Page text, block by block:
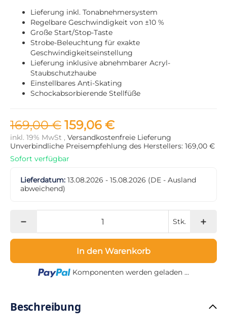
Lieferung inkl. Tonabnehmersystem
Regelbare Geschwindigkeit von ±10 %
Große Start/Stop-Taste
Strobe-Beleuchtung für exakte
Geschwindigkeitseinstellung
Lieferung inklusive abnehmbarer Acryl-
Staubschutzhaube
Einstellbares Anti-Skating
Schockabsorbierende Stellfüße
169,00 € 159,06 €
inkl. 19% MwSt , Versandkostenfreie Lieferung
Unverbindliche Preisempfehlung des Herstellers: 169,00 €
Sofort verfügbar
Lieferdatum: 13.08.2026 - 15.08.2026 (DE - Ausland
abweichend)
Stk.
In den Warenkorb
Loading...
Komponenten werden geladen ...
Beschreibung